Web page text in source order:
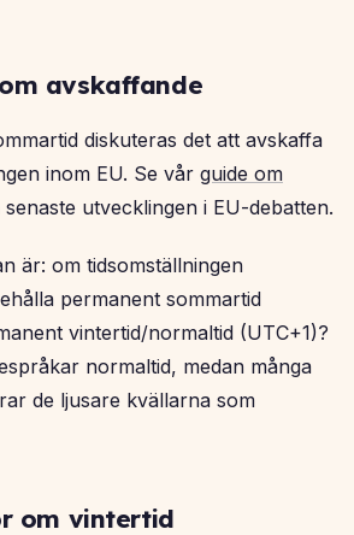
avskaffande
diskuteras det att avskaffa
inom EU. Se vår guide om
utvecklingen i EU-debatten.
är: om tidsomställningen
permanent sommartid
vintertid/normaltid (UTC+1)?
normaltid, medan många
de ljusare kvällarna som
om vintertid